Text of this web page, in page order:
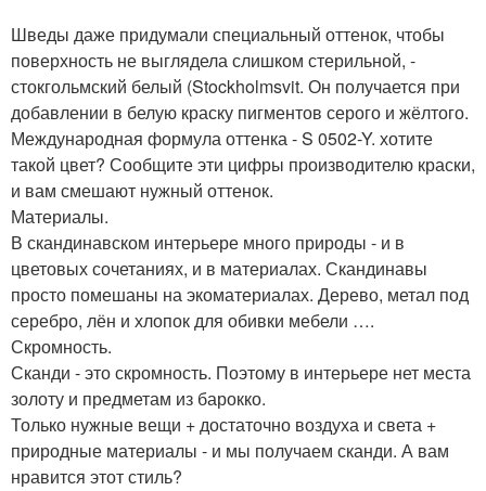
Шведы даже придумали специальный оттенок, чтобы
поверхность не выглядела слишком стерильной, -
стокгольмский белый (Stockholmsvit. Он получается при
добавлении в белую краску пигментов серого и жёлтого.
Международная формула оттенка - S 0502-Y. хотите
такой цвет? Сообщите эти цифры производителю краски,
и вам смешают нужный оттенок.
Материалы.
В скандинавском интерьере много природы - и в
цветовых сочетаниях, и в материалах. Скандинавы
просто помешаны на экоматериалах. Дерево, метал под
серебро, лён и хлопок для обивки мебели ….
Скромность.
Сканди - это скромность. Поэтому в интерьере нет места
золоту и предметам из барокко.
Только нужные вещи + достаточно воздуха и света +
природные материалы - и мы получаем сканди. А вам
нравится этот стиль?